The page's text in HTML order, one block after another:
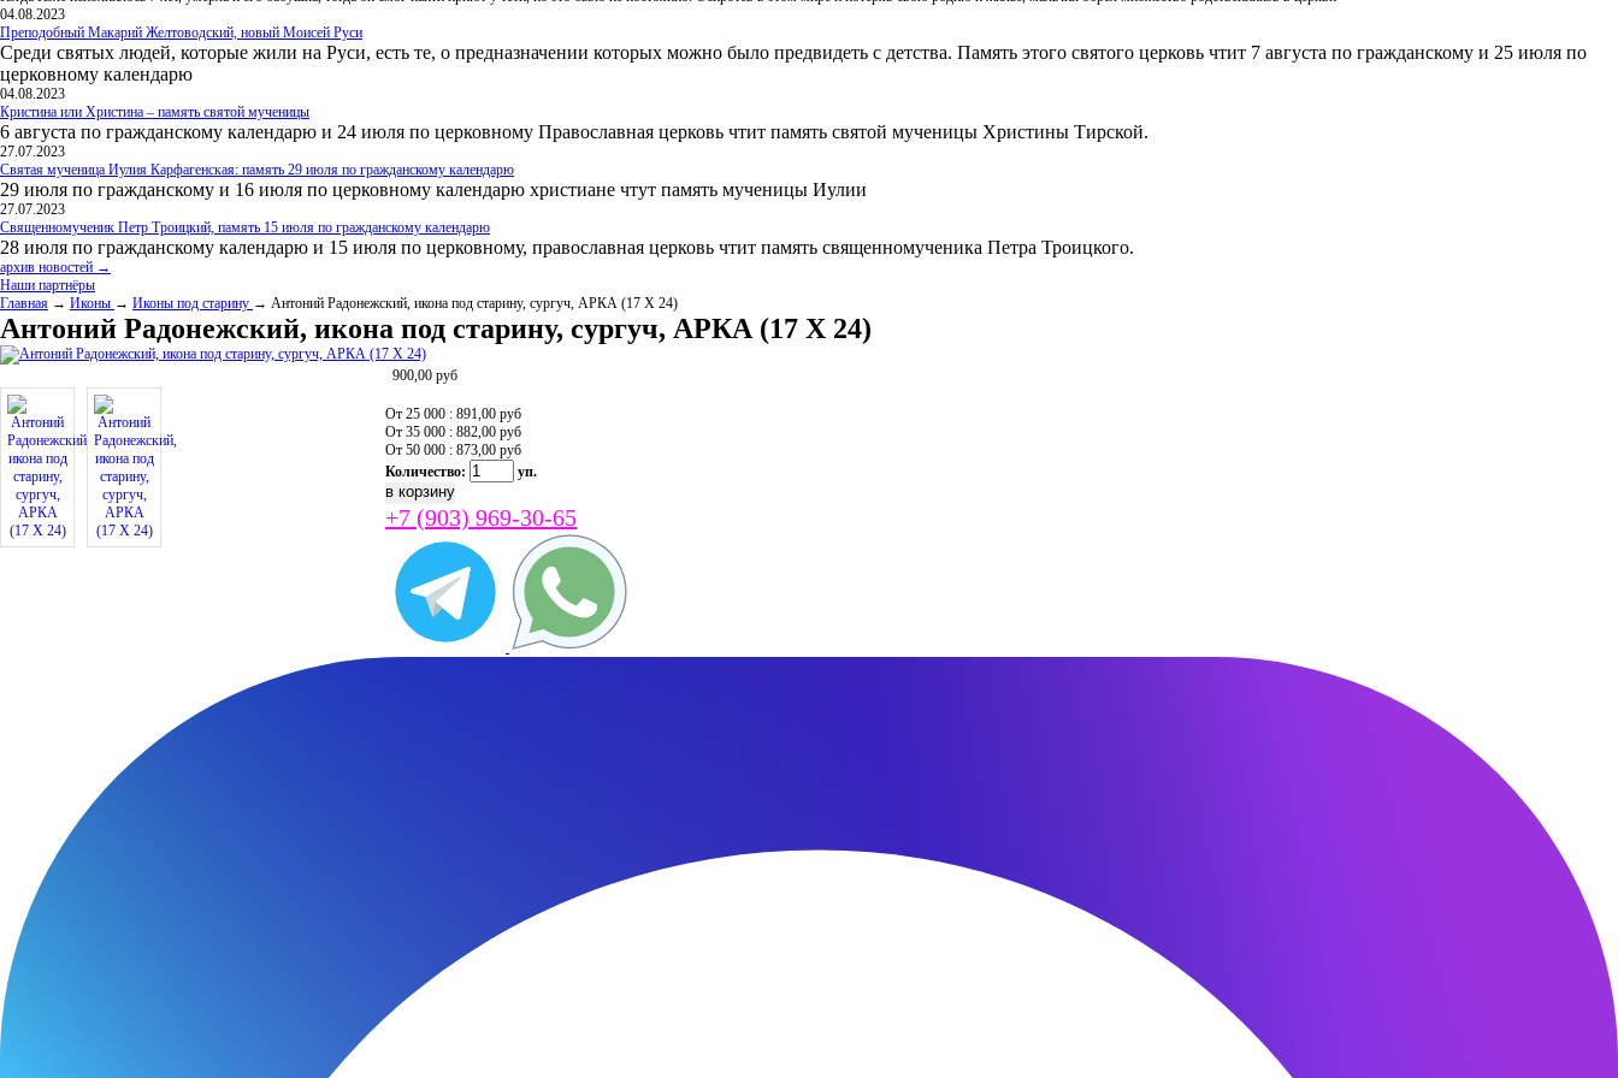
04.08.2023
Преподобный Макарий Желтоводский, новый Моисей Руси
Среди святых людей, которые жили на Руси, есть те, о предназначении которых можно было предвидеть с детства. Память этого святого церковь чтит 7 августа по гражданскому и 25 июля по
церковному календарю
04.08.2023
Кристина или Христина – память святой мученицы
6 августа по гражданскому календарю и 24 июля по церковному Православная церковь чтит память святой мученицы Христины Тирской.
27.07.2023
Святая мученица Иулия Карфагенская: память 29 июля по гражданскому календарю
29 июля по гражданскому и 16 июля по церковному календарю христиане чтут память мученицы Иулии
27.07.2023
Священномученик Петр Троицкий, память 15 июля по гражданскому календарю
28 июля по гражданскому календарю и 15 июля по церковному, православная церковь чтит память священномученика Петра Троицкого.
архив новостей →
Наши партнёры
Главная → Иконы → Иконы под старину → Антоний Радонежский, икона под старину, сургуч, АРКА (17 Х 24)
Антоний Радонежский, икона под старину, сургуч, АРКА (17 Х 24)
900,00 руб
От 25 000 : 891,00 руб
От 35 000 : 882,00 руб
От 50 000 : 873,00 руб
Количество:
уп.
+7 (903) 969-30-65